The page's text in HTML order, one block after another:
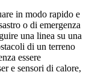
in modo rapido e
o di emergenza
una linea su una
di un terreno
essere
e sensori di calore,